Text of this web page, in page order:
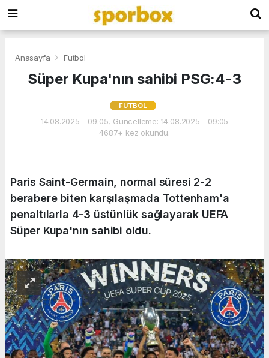
Anasayfa Futbol
Süper Kupa'nın sahibi PSG:4-3
FUTBOL
14.08.2025 - 09:05, Güncelleme: 14.08.2025 - 09:05
4687+ kez okundu.
Paris Saint-Germain, normal süresi 2-2
berabere biten karşılaşmada Tottenham'a
penaltılarla 4-3 üstünlük sağlayarak UEFA
Süper Kupa'nın sahibi oldu.